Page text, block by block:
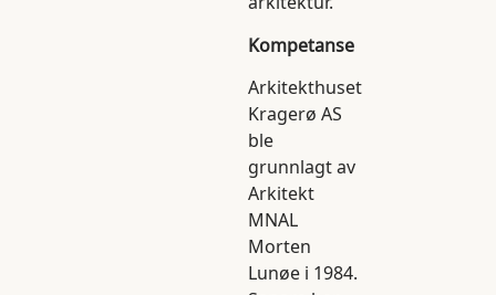
Kompetanse
Arkitekthuset
Kragerø AS
ble
grunnlagt av
Arkitekt
MNAL
Morten
Lunøe i 1984.